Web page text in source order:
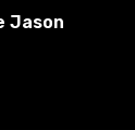
Jason